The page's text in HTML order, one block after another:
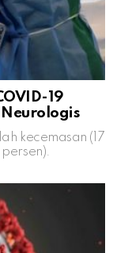
19
kecemasan (17